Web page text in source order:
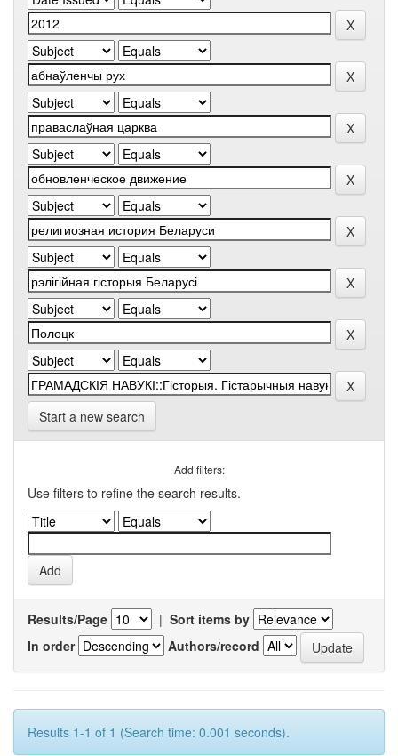
Start a new search
Add filters:
Use filters to refine the search results.
Results/Page | Sort items by
In order
Authors/record
Results 1-1 of 1 (Search time: 0.001 seconds).